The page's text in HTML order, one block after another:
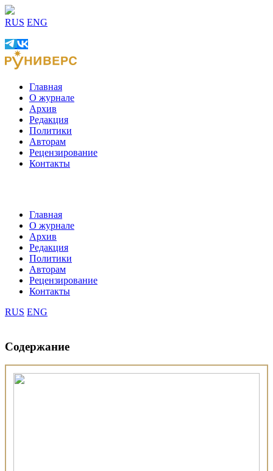
RUS ENG
Главная
О журнале
Архив
Редакция
Политики
Авторам
Рецензирование
Контакты
Главная
О журнале
Архив
Редакция
Политики
Авторам
Рецензирование
Контакты
RUS ENG
Содержание